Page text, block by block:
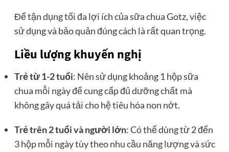
Để tận dụng tối đa lợi ích của sữa chua Gotz, việc
sử dụng và bảo quản đúng cách là rất quan trọng.
Liều lượng khuyến nghị
Trẻ từ 1-2 tuổi: Nên sử dụng khoảng 1 hộp sữa
chua mỗi ngày để cung cấp đủ dưỡng chất mà
không gây quá tải cho hệ tiêu hóa non nớt.
Trẻ trên 2 tuổi và người lớn: Có thể dùng từ 2 đến
3 hộp mỗi ngày tùy theo nhu cầu năng lượng và sức